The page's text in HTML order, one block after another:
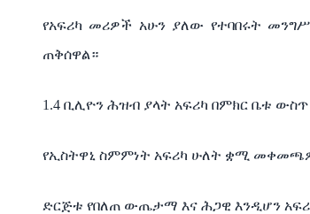
የአፍሪካ መሪዎች አሁን ያለው የተባበሩት
ጠቅሰዋል።
1.4 ቢሊዮን ሕዝብ ያላት አፍሪካ በምክር ቤቱ
የኢስትዋኒ ስምምነት አፍሪካ ሁለት ቋሚ
ድርጅቱ የበለጠ ውጤታማ እና ሕጋዊ እንዲሆን